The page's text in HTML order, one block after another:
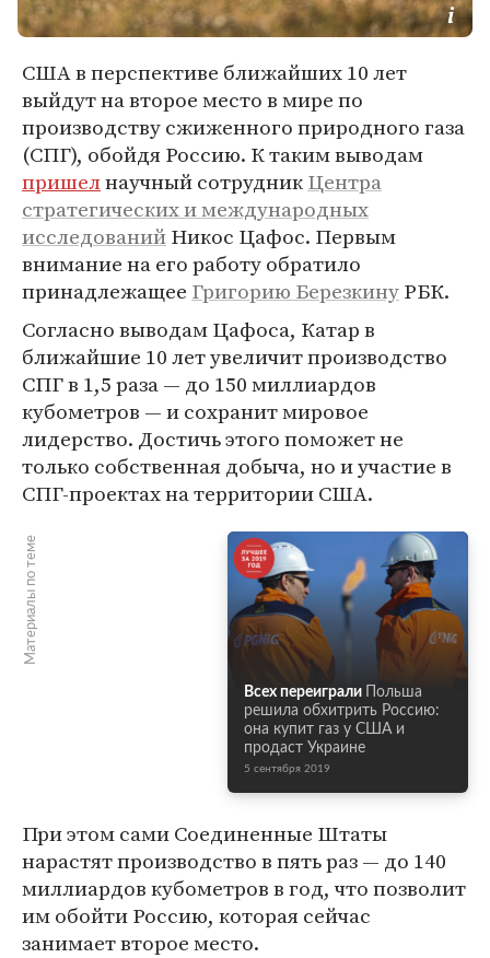
США в перспективе ближайших 10 лет
выйдут на второе место в мире по
производству сжиженного природного газа
(СПГ), обойдя Россию. К таким выводам
пришелнаучный сотрудникЦентра
стратегических и международных
исследованийНикос Цафос. Первым
внимание на его работу обратило
принадлежащее Григорию БерезкинуРБК.
Согласно выводам Цафоса, Катар в
ближайшие 10 лет увеличит производство
СПГ в 1,5 раза — до 150 миллиардов
кубометров — и сохранит мировое
лидерство. Достичь этого поможет не
только собственная добыча, но и участие в
СПГ-проектах на территории США.
Материалы по теме
Всех переиграли
Польша
решила обхитрить Россию:
она купит газ у США и
продаст Украине
5 сентября 2019
При этом сами Соединенные Штаты
нарастят производство в пять раз — до 140
миллиардов кубометров в год, что позволит
им обойти Россию, которая сейчас
занимает второе место.